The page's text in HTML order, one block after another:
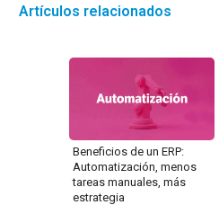
Artículos relacionados
Beneficios de un ERP:
Automatización, menos
tareas manuales, más
estrategia